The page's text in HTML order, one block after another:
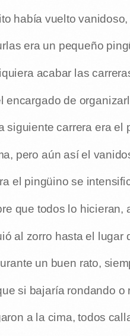
había vuelto
era un pequeño
acabar las
encargado de
siguiente carrera era el
pero aún así el
el pingüino se
que todos lo
al zorro hasta el lugar
un buen rato,
si bajaría rondando o
a la cima, todos